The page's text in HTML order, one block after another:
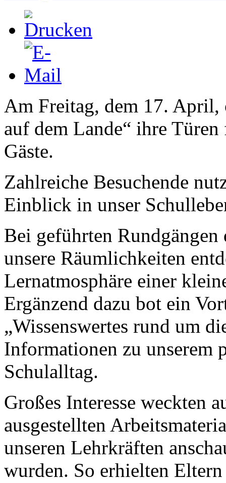
Am Freitag, dem 17. April,
auf dem Lande“ ihre
Gäste.
Zahlreiche Besuchende
Einblick in unser
Bei geführten Rundgängen
unsere Räumlichkeiten
Lernatmosphäre einer
Ergänzend dazu bot ein
„Wissenswertes rund um
Informationen zu unserem
Schulalltag.
Großes Interesse weckten
ausgestellten
unseren Lehrkräften
wurden. So erhielten